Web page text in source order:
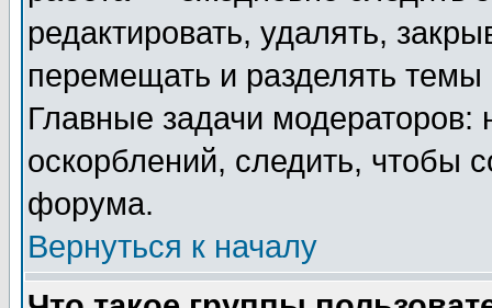
редактировать, удалять,
перемещать и разделять
Главные задачи
оскорблений, следить, чтобы
форума.
Вернуться к началу